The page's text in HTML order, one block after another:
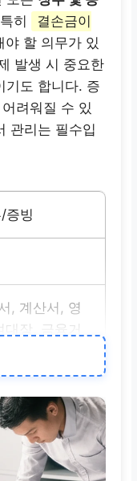
히
결손금이
야 할 의무가 있
발생 시 중요한
기도 합니다. 증
려워질 수 있
관리는 필수입
증빙
, 계산서, 영
대장, 금융거
생 사업자